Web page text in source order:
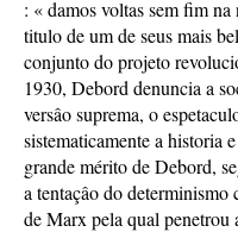
: « damos voltas sem fim
titulo de um de seus mais
conjunto do projeto
1930, Debord denuncia a
versâo suprema, o
sistematicamente a historia
grande mérito de Debord,
a tentaçâo do
de Marx pela qual